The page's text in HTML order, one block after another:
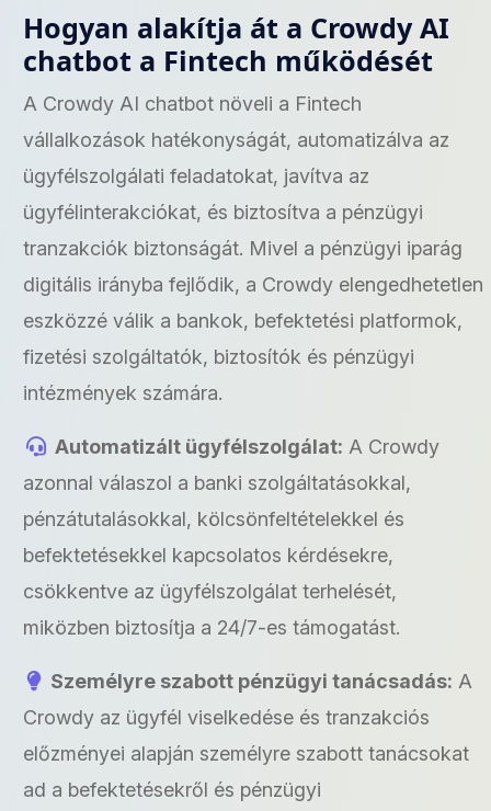
Hogyan alakítja át a Crowdy AI
chatbot a Fintech működését
A Crowdy AI chatbot növeli a Fintech
vállalkozások hatékonyságát, automatizálva az
ügyfélszolgálati feladatokat, javítva az
ügyfélinterakciókat, és biztosítva a pénzügyi
tranzakciók biztonságát. Mivel a pénzügyi iparág
digitális irányba fejlődik, a Crowdy elengedhetetlen
eszközzé válik a bankok, befektetési platformok,
fizetési szolgáltatók, biztosítók és pénzügyi
intézmények számára.
Automatizált ügyfélszolgálat: A Crowdy
azonnal válaszol a banki szolgáltatásokkal,
pénzátutalásokkal, kölcsönfeltételekkel és
befektetésekkel kapcsolatos kérdésekre,
csökkentve az ügyfélszolgálat terhelését,
miközben biztosítja a 24/7-es támogatást.
Személyre szabott pénzügyi tanácsadás: A
Crowdy az ügyfél viselkedése és tranzakciós
előzményei alapján személyre szabott tanácsokat
ad a befektetésekről és pénzügyi